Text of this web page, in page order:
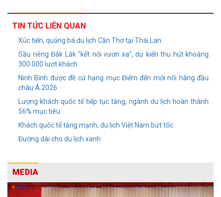
TIN TỨC LIÊN QUAN
Xúc tiến, quảng bá du lịch Cần Thơ tại Thái Lan
Sầu riêng Đắk Lắk "kết nối vươn xa", dự kiến thu hút khoảng
300.000 lượt khách
Ninh Bình được đề cử hạng mục Điểm đến mới nổi hàng đầu
châu Á 2026
Lượng khách quốc tế tiếp tục tăng, ngành du lịch hoàn thành
56% mục tiêu
Khách quốc tế tăng mạnh, du lịch Việt Nam bứt tốc
Đường dài cho du lịch xanh
MEDIA